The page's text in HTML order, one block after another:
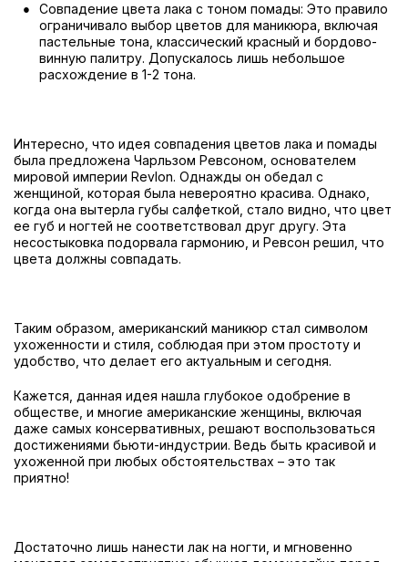
Совпадение цвета лака с тоном помады: Это правило
ограничивало выбор цветов для маникюра, включая
пастельные тона, классический красный и бордово-
винную палитру. Допускалось лишь небольшое
расхождение в 1-2 тона.
Интересно, что идея совпадения цветов лака и помады
была предложена Чарльзом Ревсоном, основателем
мировой империи Revlon. Однажды он обедал с
женщиной, которая была невероятно красива. Однако,
когда она вытерла губы салфеткой, стало видно, что цвет
ее губ и ногтей не соответствовал друг другу. Эта
несостыковка подорвала гармонию, и Ревсон решил, что
цвета должны совпадать.
Таким образом, американский маникюр стал символом
ухоженности и стиля, соблюдая при этом простоту и
удобство, что делает его актуальным и сегодня.
Кажется, данная идея нашла глубокое одобрение в
обществе, и многие американские женщины, включая
даже самых консервативных, решают воспользоваться
достижениями бьюти-индустрии. Ведь быть красивой и
ухоженной при любых обстоятельствах – это так
приятно!
Достаточно лишь нанести лак на ногти, и мгновенно